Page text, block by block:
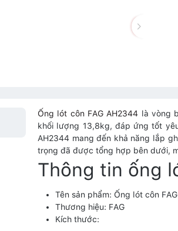
Ống lót côn FAG AH2344 là vòng
khối lượng 13,8kg, đáp ứng tốt
AH2344 mang đến khả năng lắp
trọng đã được tổng hợp bên dưới,
Thông tin ống
Tên sản phẩm: Ống lót côn
Thương hiệu: FAG
Kích thước: